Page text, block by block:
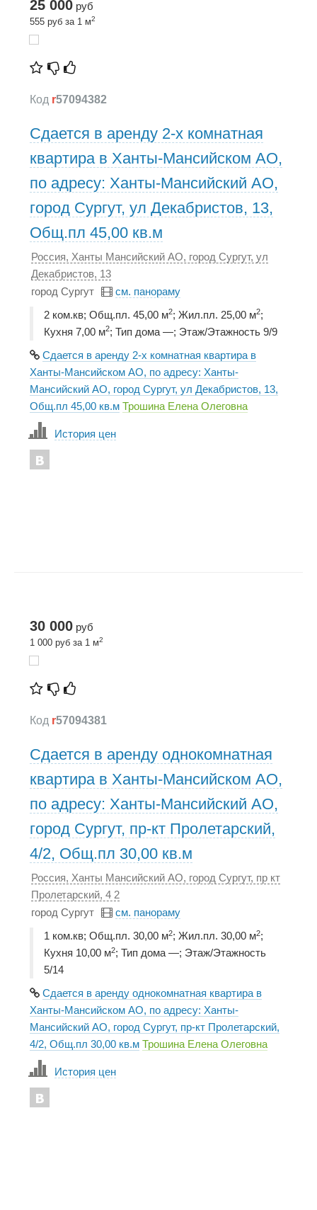
25 000 руб
555 руб за 1 м2
Код r57094382
Сдается в аренду 2-х комнатная
квартира в Ханты-Мансийском АО,
по адресу: Ханты-Мансийский АО,
город Сургут, ул Декабристов, 13,
Общ.пл 45,00 кв.м
Россия, Ханты Мансийский АО, город Сургут, ул
Декабристов, 13
город Сургут
см. панораму
2 ком.кв; Общ.пл. 45,00 м2; Жил.пл. 25,00 м2;
Кухня 7,00 м2; Тип дома —; Этаж/Этажность 9/9
Сдается в аренду 2-х комнатная квартира в
Ханты-Мансийском АО, по адресу: Ханты-
Мансийский АО, город Сургут, ул Декабристов, 13,
Общ.пл 45,00 кв.м Трошина Елена Олеговна
История цен
30 000 руб
1 000 руб за 1 м2
Код r57094381
Сдается в аренду однокомнатная
квартира в Ханты-Мансийском АО,
по адресу: Ханты-Мансийский АО,
город Сургут, пр-кт Пролетарский,
4/2, Общ.пл 30,00 кв.м
Россия, Ханты Мансийский АО, город Сургут, пр кт
Пролетарский, 4 2
город Сургут
см. панораму
1 ком.кв; Общ.пл. 30,00 м2; Жил.пл. 30,00 м2;
Кухня 10,00 м2; Тип дома —; Этаж/Этажность
5/14
Сдается в аренду однокомнатная квартира в
Ханты-Мансийском АО, по адресу: Ханты-
Мансийский АО, город Сургут, пр-кт Пролетарский,
4/2, Общ.пл 30,00 кв.м Трошина Елена Олеговна
История цен